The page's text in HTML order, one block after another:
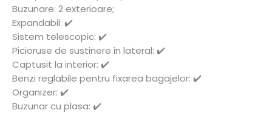
Buzunare: 2 exterioare;
Expandabil: ✔️
Sistem telescopic: ✔️
Picioruse de sustinere in lateral: ✔️
Captusit la interior: ✔️
Benzi reglabile pentru fixarea bagajelor: ✔️
Organizer: ✔️
Buzunar cu plasa: ✔️